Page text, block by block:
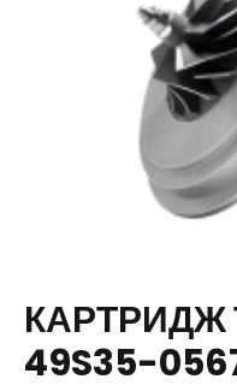
49S35-